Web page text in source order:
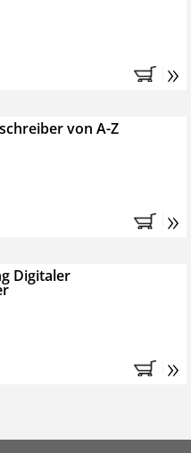
Profipaket im
(inkl. der derzeitig
tun, das
es entstehen keine
»
von A-Z
»
Digitaler
»